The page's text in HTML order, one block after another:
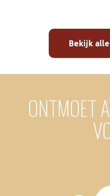
Bekijk
ONTMOET